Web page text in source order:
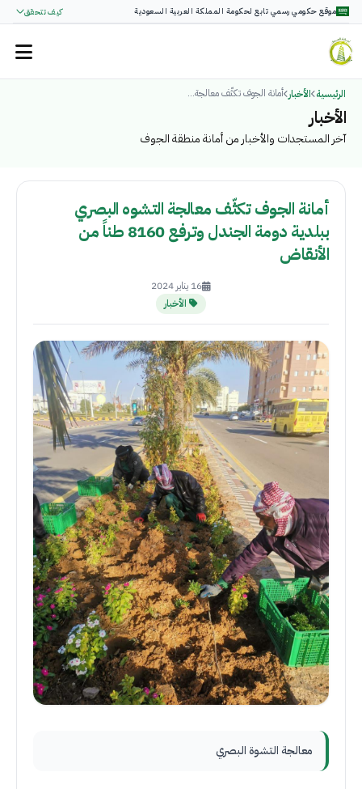
موقع حكومي رسمي تابع لحكومة المملكة العربية السعودية كيف تتحقق
الرئيسية الأخبار أمانة الجوف تكثّف معالجة...
الأخبار
آخر المستجدات والأخبار من أمانة منطقة الجوف
أمانة الجوف تكثّف معالجة التشوه البصري
ببلدية دومة الجندل وترفع 8160 طناً من
الأنقاض
16 يناير 2024
الأخبار
معالجة التشوة البصري